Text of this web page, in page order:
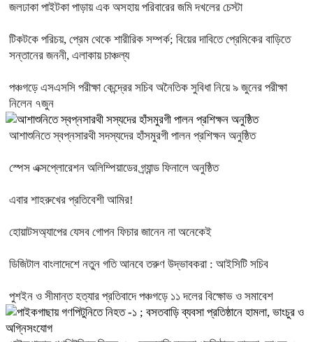
জলঢাকা পাইটকা পাড়ায় এক অসহায় পরিবারের জমি দখলের চেস্টা
টিকটকে পরিচয়, প্রেম থেকে শারীরিক সম্পর্ক; বিয়ের দাবিতে প্রেমিকের বাড়িতে
সন্তানের জননী, এলাকায় চাঞ্চল্য
পঞ্চগড়ে এসএসসি পরীক্ষা কেন্দ্রের সচিব অনৈতিক সুবিধা নিয়ে ৯ জুনের পরীক্ষা
নিলেন ৭জুন
আশাশুনিতে স্বপ্নসারথী সদস্যদের হাঁসমুরগী পালন প্রশিক্ষন অনুষ্ঠিত
স্পেস এক্সপ্লোরেশন অলিম্পিয়াডের গ্র্যান্ড ফিনালে অনুষ্ঠিত
এবার শাহরুখের প্রতিবেশী আমির!
হোয়াটসঅ্যাপের যেসব গোপন ফিচার জানেন না অনেকেই
ডিজিটাল বাংলাদেশে নতুন গতি আনবে তরুণ উদ্ভাবকরা : আইসিটি সচিব
পুশইন ও সীমান্ত হত্যার প্রতিবাদে পঞ্চগড়ে ১১ দলের বিক্ষোভ ও সমাবেশ